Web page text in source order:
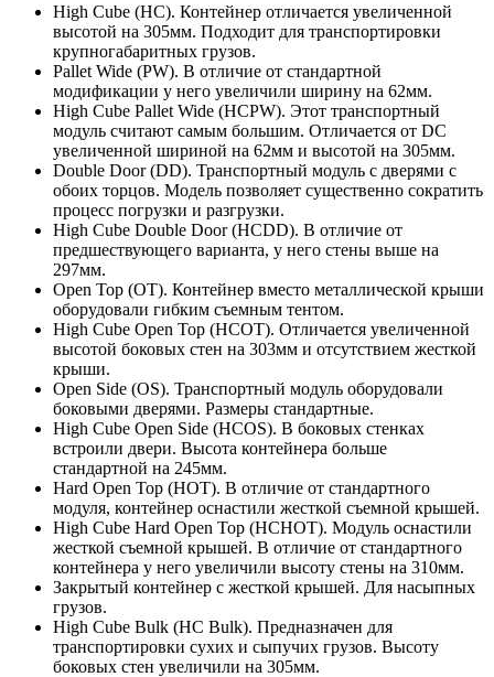
High Cube (HC). Контейнер отличается увеличенной
высотой на 305мм. Подходит для транспортировки
крупногабаритных грузов.
Pallet Wide (PW). В отличие от стандартной
модификации у него увеличили ширину на 62мм.
High Cube Pallet Wide (HCPW). Этот транспортный
модуль считают самым большим. Отличается от DC
увеличенной шириной на 62мм и высотой на 305мм.
Double Door (DD). Транспортный модуль с дверями с
обоих торцов. Модель позволяет существенно сократить
процесс погрузки и разгрузки.
High Cube Double Door (HCDD). В отличие от
предшествующего варианта, у него стены выше на
297мм.
Open Top (OT). Контейнер вместо металлической крыши
оборудовали гибким съемным тентом.
High Cube Open Top (HCOT). Отличается увеличенной
высотой боковых стен на 303мм и отсутствием жесткой
крыши.
Open Side (OS). Транспортный модуль оборудовали
боковыми дверями. Размеры стандартные.
High Cube Open Side (HCOS). В боковых стенках
встроили двери. Высота контейнера больше
стандартной на 245мм.
Hard Open Top (HOT). В отличие от стандартного
модуля, контейнер оснастили жесткой съемной крышей.
High Cube Hard Open Top (HCHOT). Модуль оснастили
жесткой съемной крышей. В отличие от стандартного
контейнера у него увеличили высоту стены на 310мм.
Закрытый контейнер с жесткой крышей. Для насыпных
грузов.
High Cube Bulk (HC Bulk). Предназначен для
транспортировки сухих и сыпучих грузов. Высоту
боковых стен увеличили на 305мм.